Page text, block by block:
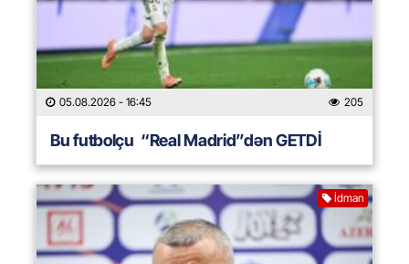
05.08.2026 - 16:45 205
Bu futbolçu “Real Madrid”dən GETDİ
İdman